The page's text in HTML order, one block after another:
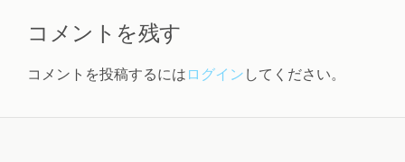
コメントを残す
コメントを投稿するには ログイン してください。